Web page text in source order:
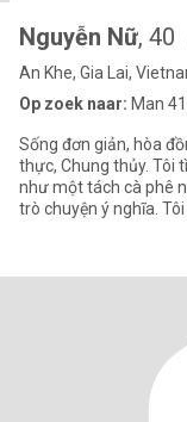
Nguyễn Nữ, 40
An Khe, Gia Lai,
Op zoek naar: Man
Sống đơn giản, hòa
thực, Chung thủy. Tôi tìm thấy niềm vui trong những điều giản dị
như một tách cà phê
trò chuyện ý nghĩa.